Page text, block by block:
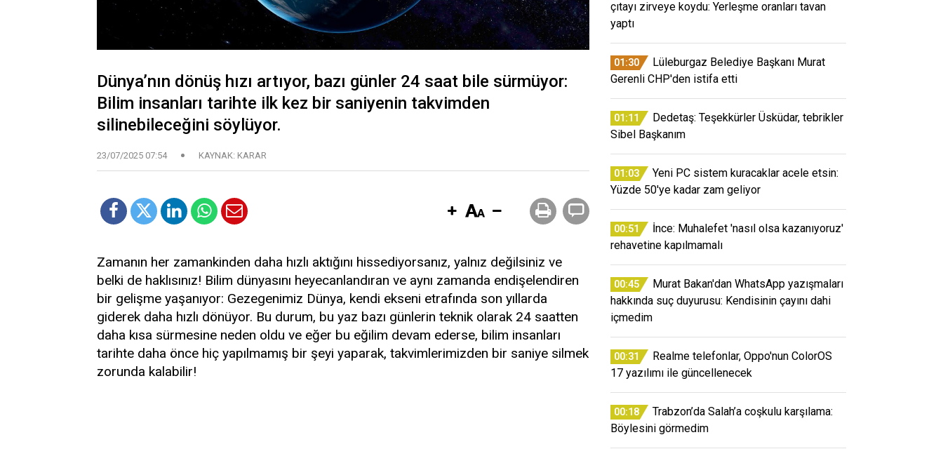
Dünya’nın dönüş hızı artıyor, bazı günler 24 saat bile sürmüyor:
Bilim insanları tarihte ilk kez bir saniyenin takvimden
silinebileceğini söylüyor.
23/07/2025 07:54 KAYNAK: KARAR
Zamanın her zamankinden daha hızlı aktığını hissediyorsanız, yalnız değilsiniz ve
belki de haklısınız! Bilim dünyasını heyecanlandıran ve aynı zamanda endişelendiren
bir gelişme yaşanıyor: Gezegenimiz Dünya, kendi ekseni etrafında son yıllarda
giderek daha hızlı dönüyor. Bu durum, bu yaz bazı günlerin teknik olarak 24 saatten
daha kısa sürmesine neden oldu ve eğer bu eğilim devam ederse, bilim insanları
tarihte daha önce hiç yapılmamış bir şeyi yaparak, takvimlerimizden bir saniye silmek
zorunda kalabilir!
çıtayı zirveye koydu: Yerleşme oranları tavan
yaptı
01:30
Lüleburgaz Belediye Başkanı Murat
Gerenli CHP'den istifa etti
01:11
Dedetaş: Teşekkürler Üsküdar, tebrikler
Sibel Başkanım
01:03
Yeni PC sistem kuracaklar acele etsin:
Yüzde 50'ye kadar zam geliyor
00:51
İnce: Muhalefet 'nasıl olsa kazanıyoruz'
rehavetine kapılmamalı
00:45
Murat Bakan'dan WhatsApp yazışmaları
hakkında suç duyurusu: Kendisinin çayını dahi
içmedim
00:31
Realme telefonlar, Oppo'nun ColorOS
17 yazılımı ile güncellenecek
00:18
Trabzon’da Salah’a coşkulu karşılama:
Böylesini görmedim